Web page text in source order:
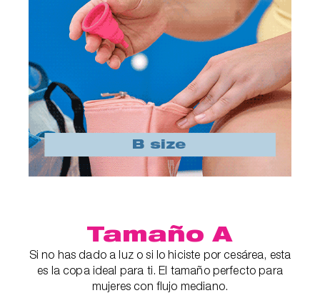
Tamaño A
Si no has dado a luz o si lo hiciste por cesárea, esta
es la copa ideal para ti. El tamaño perfecto para
mujeres con flujo mediano.